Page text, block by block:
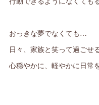
おっきな夢でなくても…
日々、家族と笑って過ごせ
心穏やかに、軽やかに日常